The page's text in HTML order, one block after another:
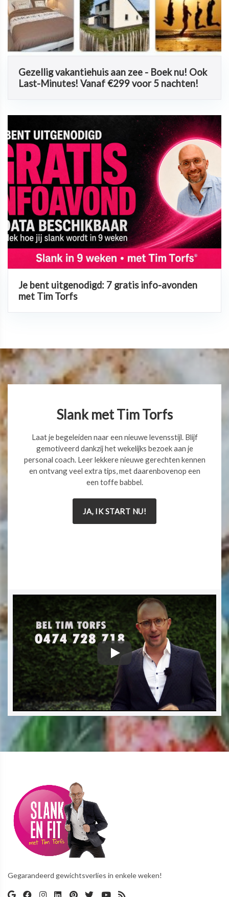
Gezellig vakantiehuis aan zee - Boek nu! Ook
Last-Minutes! Vanaf €299 voor 5 nachten!
Je bent uitgenodigd: 7 gratis info-avonden
met Tim Torfs
Slank met Tim Torfs
Laat je begeleiden naar een nieuwe levensstijl. Blijf
gemotiveerd dankzij het wekelijks bezoek aan je
personal coach. Leer lekkere nieuwe gerechten kennen
en ontvang veel extra tips, met daarenbovenop een
een toffe babbel.
JA, IK START NU!
Gegarandeerd gewichtsverlies in enkele weken!